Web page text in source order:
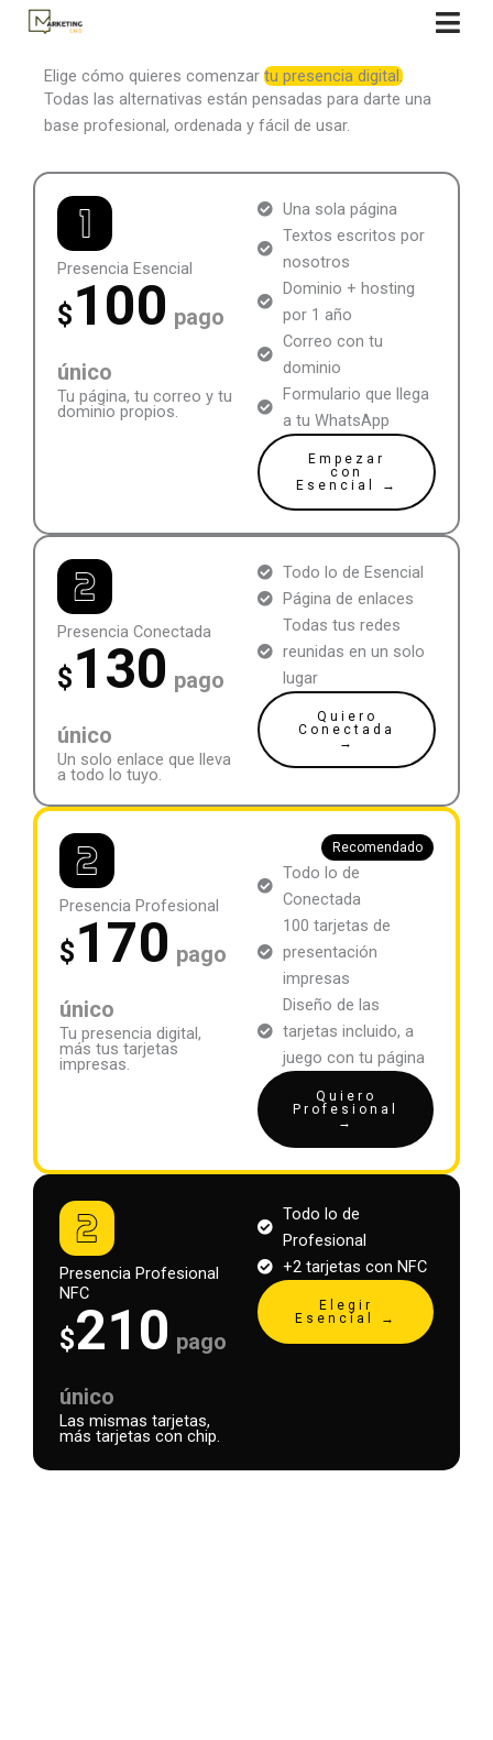
contenido
Elige cómo quieres comenzar tu presencia digital.
Todas las alternativas están pensadas para darte una
base profesional, ordenada y fácil de usar.
Presencia Esencial
$100 pago
único
Tu página, tu correo y tu
dominio propios.
Una sola página
Textos escritos por
nosotros
Dominio + hosting
por 1 año
Correo con tu
dominio
Formulario que llega
a tu WhatsApp
Empezar
con
Esencial →
Presencia Conectada
$130 pago
único
Un solo enlace que lleva
a todo lo tuyo.
Todo lo de Esencial
Página de enlaces
Todas tus redes
reunidas en un solo
lugar
Quiero
Conectada
→
Presencia Profesional
$170 pago
único
Tu presencia digital,
más tus tarjetas
impresas.
Recomendado
Todo lo de
Conectada
100 tarjetas de
presentación
impresas
Diseño de las
tarjetas incluido, a
juego con tu página
Quiero
Profesional
→
Presencia Profesional
NFC
$210 pago
único
Las mismas tarjetas,
más tarjetas con chip.
Todo lo de
Profesional
+2 tarjetas con NFC
Elegir
Esencial →